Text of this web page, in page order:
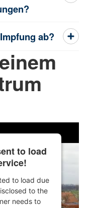
ab?
to load
to load due
to the
needs to